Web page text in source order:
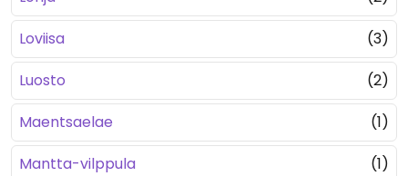
Loviisa
(3)
Luosto
(2)
Maentsaelae
(1)
Mantta-vilppula
(1)